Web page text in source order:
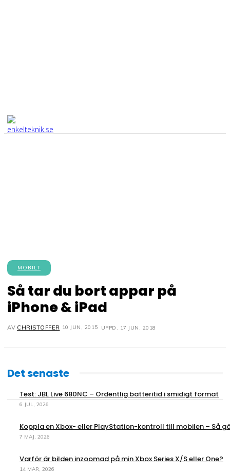
MOBILT
Så tar du bort appar på
iPhone & iPad
AV CHRISTOFFER 10 JUN, 2015 UPPD. 17 JUN, 2018
Det senaste
Test: JBL Live 680NC – Ordentlig batteritid i smidigt format
6 JUL, 2026
Koppla en Xbox- eller PlayStation-kontroll till mobilen – Så
7 MAJ, 2026
Varför är bilden inzoomad på min Xbox Series X/S eller One?
14 MAR, 2026